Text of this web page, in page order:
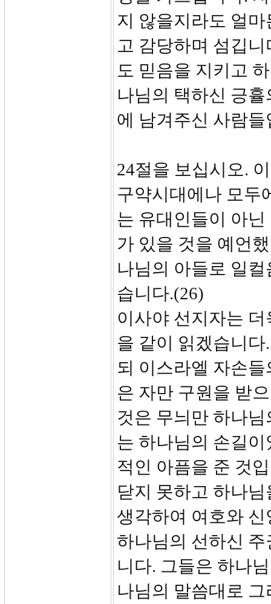
지 않을지라도 얼
고 감당하며 섬깁
도 믿음을 지키고
나님의 택하신 긍
에 남겨주신 사람들
24절을 보십시오.
구약시대에나 모두
는 유대인들이 아
가 있을 것을 예언
나님의 아들로 일
습니다.(26)
이사야 선지자는
을 같이 읽겠습니
되 이스라엘 자손
은 자만 구원을 받
것은 무늬만 하나
는 하나님의 손길
적인 아픔을 준 것
닫지 못하고 하나
생각하여 여호와
하나님의 선하신
니다. 그들은 하나
나님의 말씀대로